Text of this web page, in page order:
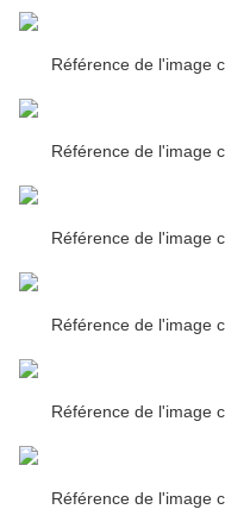
Référence de l'image
Référence de l'image
Référence de l'image
Référence de l'image
Référence de l'image
Référence de l'image